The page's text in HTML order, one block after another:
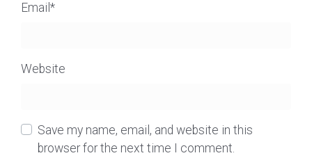
Email *
Website
Save my name, email, and website in this
browser for the next time I comment.